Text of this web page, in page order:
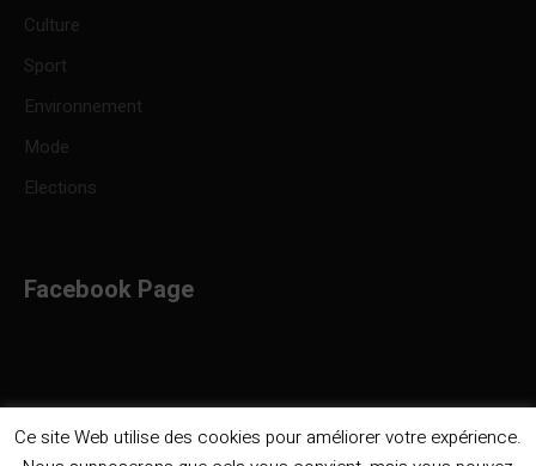
Culture
Sport
Environnement
Mode
Elections
Facebook Page
Ce site Web utilise des cookies pour améliorer votre expérience.